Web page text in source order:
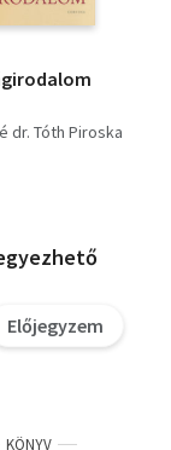
dr. Tóth Piroska
Előjegyzem
KÖNYV